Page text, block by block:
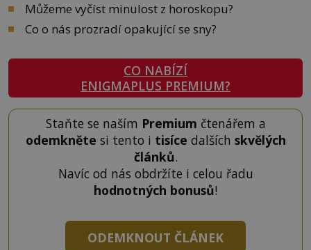
Můžeme vyčíst minulost z horoskopu?
Co o nás prozradí opakující se sny?
CO NABÍZÍ
ENIGMAPLUS PREMIUM?
Staňte se naším Premium čtenářem a
odemkněte si tento i tisíce dalších skvělých
článků.
Navíc od nás obdržíte i celou řadu
hodnotných bonusů!
ODEMKNOUT ČLÁNEK